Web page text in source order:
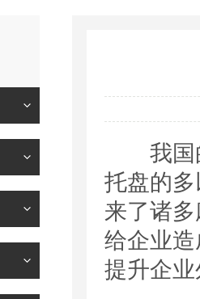
我国的
托盘的
来了诸
给企业
提升企